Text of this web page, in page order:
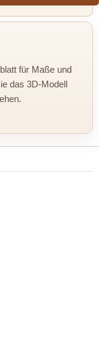
für Maße und
das 3D-Modell